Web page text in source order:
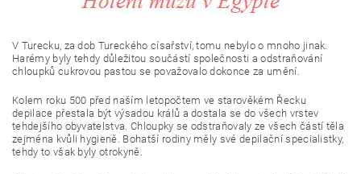
V Turecku, za dob Tureckého císařství, tomu nebylo o mnoho jinak.
Harémy byly tehdy důležitou součástí společnosti a odstraňování
chloupků cukrovou pastou se považovalo dokonce za umění.
Kolem roku 500 před naším letopočtem ve starověkém Řecku
depilace přestala být výsadou králů a dostala se do všech vrstev
tehdejšího obyvatelstva. Chloupky se odstraňovaly ze všech částí těla
zejména kvůli hygieně. Bohatší rodiny měly své depilační specialistky,
tehdy to však byly otrokyně.